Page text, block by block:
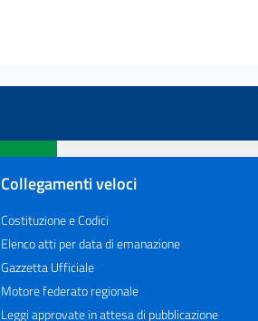
Collegamenti veloci
Costituzione e Codici
Elenco atti per data di emanazione
Gazzetta Ufficiale
Motore federato regionale
Leggi approvate in attesa di pubblicazione